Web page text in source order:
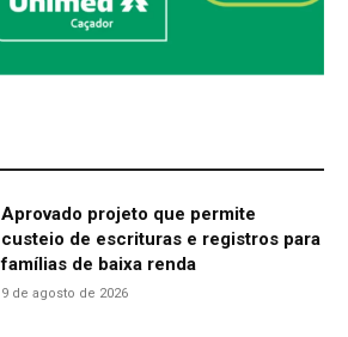
Aprovado projeto que permite
custeio de escrituras e registros para
famílias de baixa renda
9 de agosto de 2026